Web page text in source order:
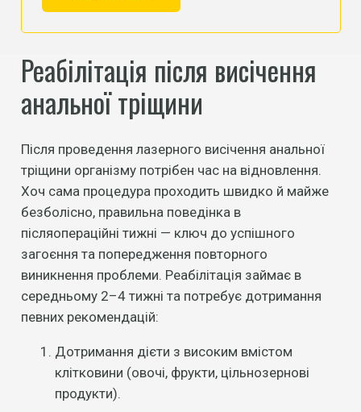
Реабілітація після висічення
анальної тріщини
Після проведення лазерного висічення анальної
тріщини організму потрібен час на відновлення.
Хоч сама процедура проходить швидко й майже
безболісно, правильна поведінка в
післяопераційні тижні — ключ до успішного
загоєння та попередження повторного
виникнення проблеми. Реабілітація займає в
середньому 2–4 тижні та потребує дотримання
певних рекомендацій:
Дотримання дієти з високим вмістом
клітковини (овочі, фрукти, цільнозернові
продукти).